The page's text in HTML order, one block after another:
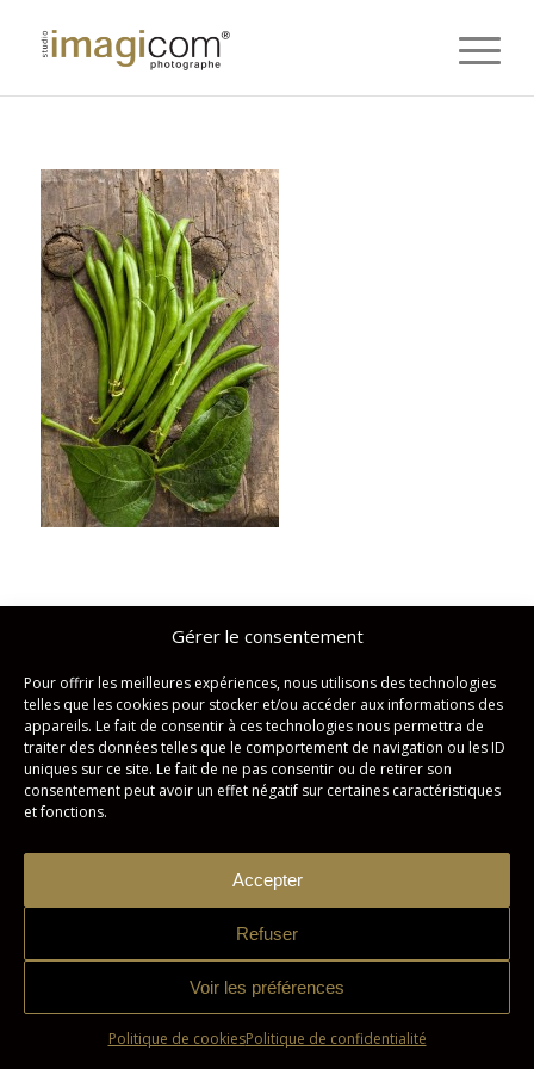
Gérer le consentement
Pour offrir les meilleures expériences, nous utilisons des technologies
telles que les cookies pour stocker et/ou accéder aux informations des
appareils. Le fait de consentir à ces technologies nous permettra de
traiter des données telles que le comportement de navigation ou les ID
uniques sur ce site. Le fait de ne pas consentir ou de retirer son
consentement peut avoir un effet négatif sur certaines caractéristiques
et fonctions.
Accepter
Refuser
Voir les préférences
Politique de cookiesPolitique de confidentialité
Studio Imagicom © Tous droits réservés. | Conception :
Politique de confidentialité Politique de cookies